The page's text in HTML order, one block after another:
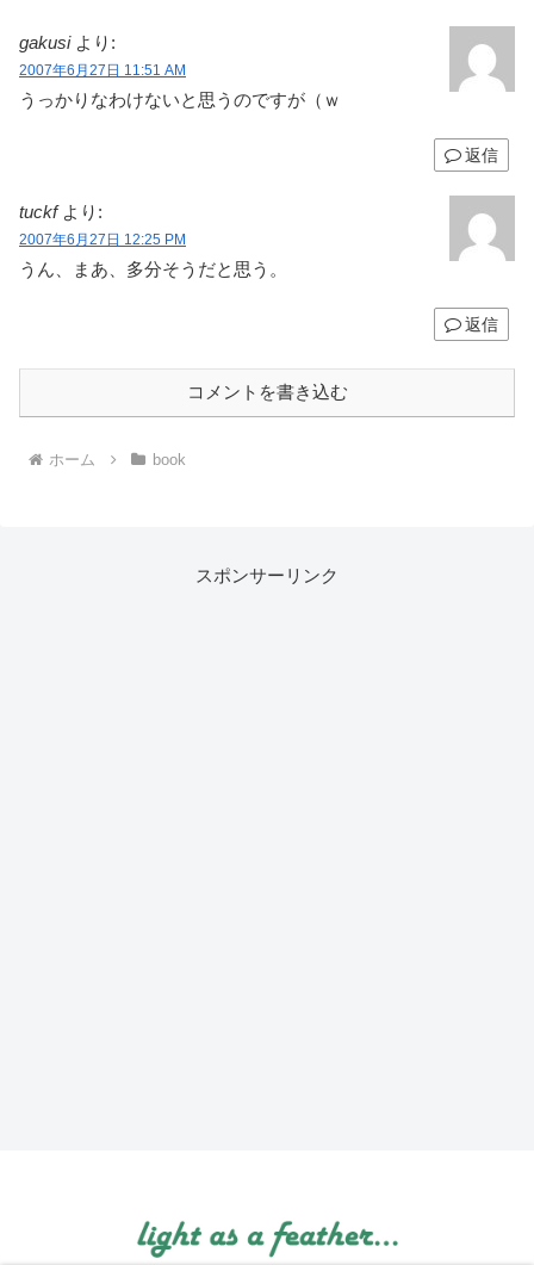
gakusi より:
2007年6月27日 11:51 AM
うっかりなわけないと思うのですが（ｗ
返信
tuckf より:
2007年6月27日 12:25 PM
うん、まあ、多分そうだと思う。
返信
コメントを書き込む
ホーム book
スポンサーリンク